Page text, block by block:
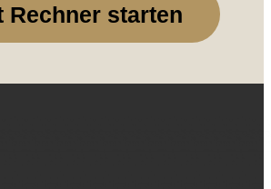
Rechner starten